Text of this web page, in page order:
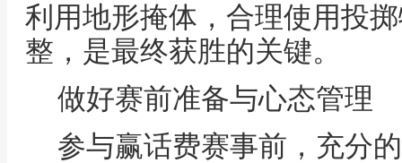
利用地形掩体，合理使用投
整，是最终获胜的关键。
做好赛前准备与心态管理
参与赢话费赛事前，充分